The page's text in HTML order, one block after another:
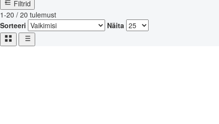
Filtrid
1-20 / 20 tulemust
Sorteeri
Näita